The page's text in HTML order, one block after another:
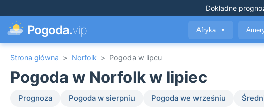
Dokładne
Pogoda.vip Afryka ▼
Strona główna > Norfolk > Pogoda w lipcu
Pogoda w Norfolk w lipiec
Prognoza Pogoda w sierpniu Pogoda we wrześniu